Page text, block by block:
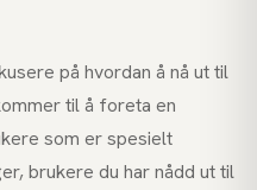
på hvordan å nå ut til
til å foreta en
som er spesielt
brukere du har nådd ut til